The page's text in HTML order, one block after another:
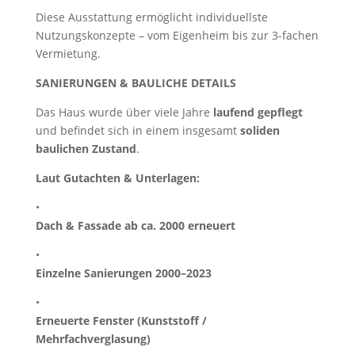
Diese Ausstattung ermöglicht individuellste
Nutzungskonzepte – vom Eigenheim bis zur 3-fachen
Vermietung.
SANIERUNGEN & BAULICHE DETAILS
Das Haus wurde über viele Jahre laufend gepflegt
und befindet sich in einem insgesamt soliden
baulichen Zustand.
Laut Gutachten & Unterlagen:
•
Dach & Fassade ab ca. 2000 erneuert
•
Einzelne Sanierungen 2000–2023
•
Erneuerte Fenster (Kunststoff /
Mehrfachverglasung)